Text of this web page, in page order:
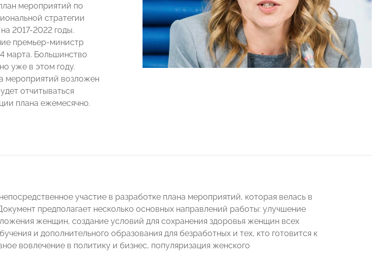
мероприятий по
стратегии
2017-2022 годы.
премьер-министр
марта. Большинство
уже в этом году.
мероприятий возложен
отчитываться
плана ежемесячно.
участие в разработке плана мероприятий, которая велась в
предполагает несколько основных направлений работы: улучшение
женщин, создание условий для сохранения здоровья женщин всех
и дополнительного образования для безработных и тех, кто готовится к
вовлечение в политику и бизнес, популяризация женского